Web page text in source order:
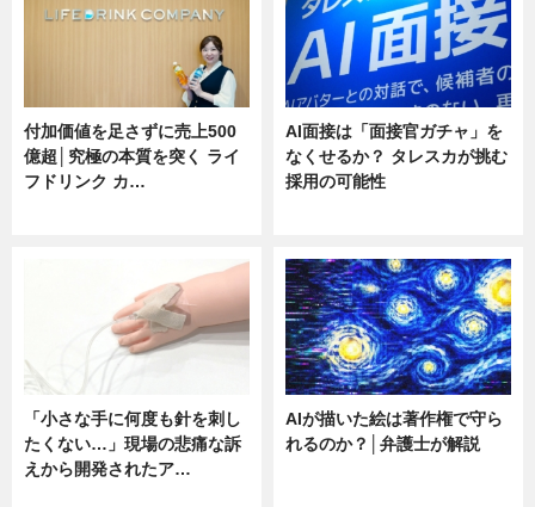
付加価値を足さずに売上500
億超│究極の本質を突く ライ
フドリンク カ…
AI面接は「面接官ガチャ」を
なくせるか？ タレスカが挑む
採用の可能性
「小さな手に何度も針を刺し
たくない…」現場の悲痛な訴
えから開発されたア…
AIが描いた絵は著作権で守ら
れるのか？│弁護士が解説